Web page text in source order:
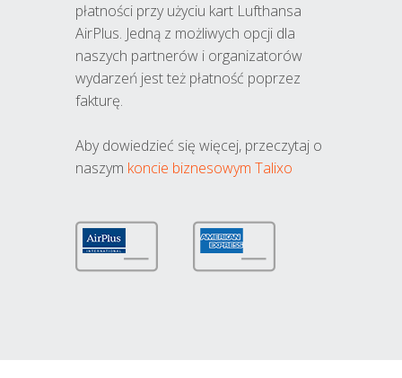
płatności przy użyciu kart Lufthansa
AirPlus. Jedną z możliwych opcji dla
naszych partnerów i organizatorów
wydarzeń jest też płatność poprzez
fakturę.
Aby dowiedzieć się więcej, przeczytaj o
naszym koncie biznesowym Talixo